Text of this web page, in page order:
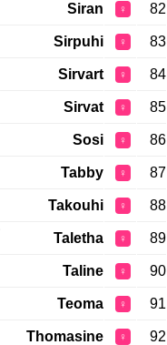
82
♀
Siran
83
♀
Sirpuhi
84
♀
Sirvart
85
♀
Sirvat
86
♀
Sosi
87
♀
Tabby
88
♀
Takouhi
89
♀
Taletha
90
♀
Taline
91
♀
Teoma
92
♀
Thomasine